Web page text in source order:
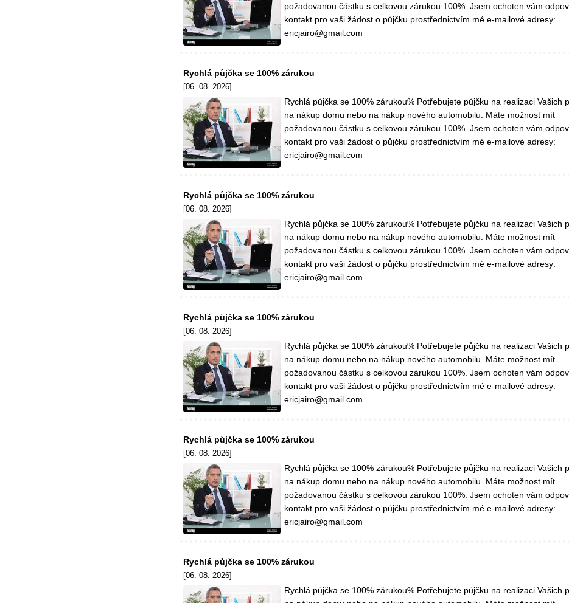
požadovanou částku s celkovou zárukou 100%. Jsem ochoten vám
kontakt pro vaši žádost o půjčku prostřednictvím mé e-mailové adresy:
ericjairo@gmail.com
Rychlá půjčka se 100% zárukou
[06. 08. 2026]
Rychlá půjčka se 100% zárukou% Potřebujete půjčku na realizaci Vašich
na nákup domu nebo na nákup nového automobilu. Máte možnost mít
požadovanou částku s celkovou zárukou 100%. Jsem ochoten vám
kontakt pro vaši žádost o půjčku prostřednictvím mé e-mailové adresy:
ericjairo@gmail.com
Rychlá půjčka se 100% zárukou
[06. 08. 2026]
Rychlá půjčka se 100% zárukou% Potřebujete půjčku na realizaci Vašich
na nákup domu nebo na nákup nového automobilu. Máte možnost mít
požadovanou částku s celkovou zárukou 100%. Jsem ochoten vám
kontakt pro vaši žádost o půjčku prostřednictvím mé e-mailové adresy:
ericjairo@gmail.com
Rychlá půjčka se 100% zárukou
[06. 08. 2026]
Rychlá půjčka se 100% zárukou% Potřebujete půjčku na realizaci Vašich
na nákup domu nebo na nákup nového automobilu. Máte možnost mít
požadovanou částku s celkovou zárukou 100%. Jsem ochoten vám
kontakt pro vaši žádost o půjčku prostřednictvím mé e-mailové adresy:
ericjairo@gmail.com
Rychlá půjčka se 100% zárukou
[06. 08. 2026]
Rychlá půjčka se 100% zárukou% Potřebujete půjčku na realizaci Vašich
na nákup domu nebo na nákup nového automobilu. Máte možnost mít
požadovanou částku s celkovou zárukou 100%. Jsem ochoten vám
kontakt pro vaši žádost o půjčku prostřednictvím mé e-mailové adresy:
ericjairo@gmail.com
Rychlá půjčka se 100% zárukou
[06. 08. 2026]
Rychlá půjčka se 100% zárukou% Potřebujete půjčku na realizaci Vašich